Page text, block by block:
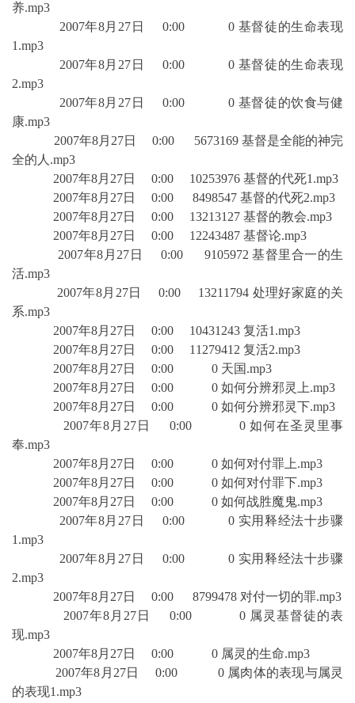
养.mp3
2007年8月27日 0:00 0 基督徒的生命表现
1.mp3
2007年8月27日 0:00 0 基督徒的生命表现
2.mp3
2007年8月27日 0:00 0 基督徒的饮食与健
康.mp3
2007年8月27日 0:00 5673169 基督是全能的神完
全的人.mp3
2007年8月27日 0:00 10253976 基督的代死1.mp3
2007年8月27日 0:00 8498547 基督的代死2.mp3
2007年8月27日 0:00 13213127 基督的教会.mp3
2007年8月27日 0:00 12243487 基督论.mp3
2007年8月27日 0:00 9105972 基督里合一的生
活.mp3
2007年8月27日 0:00 13211794 处理好家庭的关
系.mp3
2007年8月27日 0:00 10431243 复活1.mp3
2007年8月27日 0:00 11279412 复活2.mp3
2007年8月27日 0:00 0 天国.mp3
2007年8月27日 0:00 0 如何分辨邪灵上.mp3
2007年8月27日 0:00 0 如何分辨邪灵下.mp3
2007年8月27日 0:00 0 如何在圣灵里事
奉.mp3
2007年8月27日 0:00 0 如何对付罪上.mp3
2007年8月27日 0:00 0 如何对付罪下.mp3
2007年8月27日 0:00 0 如何战胜魔鬼.mp3
2007年8月27日 0:00 0 实用释经法十步骤
1.mp3
2007年8月27日 0:00 0 实用释经法十步骤
2.mp3
2007年8月27日 0:00 8799478 对付一切的罪.mp3
2007年8月27日 0:00 0 属灵基督徒的表
现.mp3
2007年8月27日 0:00 0 属灵的生命.mp3
2007年8月27日 0:00 0 属肉体的表现与属灵
的表现1.mp3